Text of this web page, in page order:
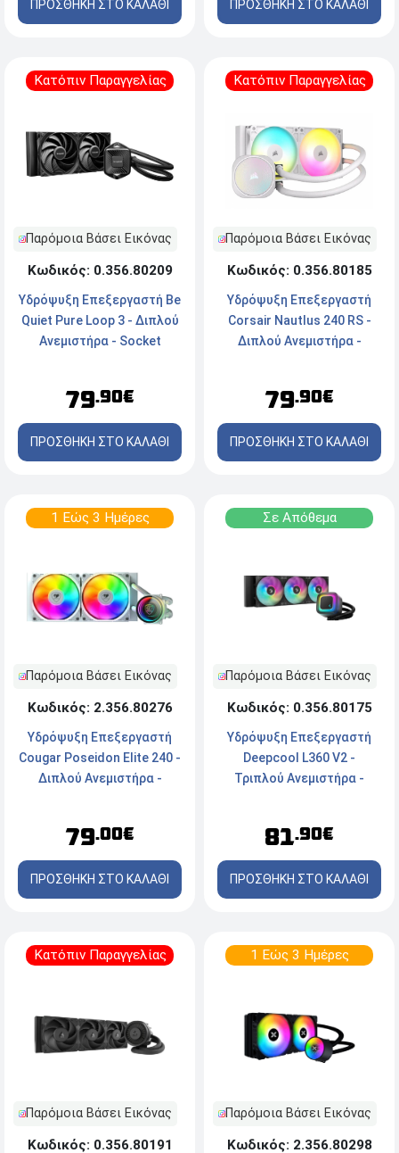
ΠΡΟΣΘΗΚΗ ΣΤΟ ΚΑΛΑΘΙ ΠΡΟΣΘΗΚΗ ΣΤΟ ΚΑΛΑΘΙ
Κατόπιν Παραγγελίας
Παρόμοια Βάσει Εικόνας
Κωδικός: 0.356.80209
Υδρόψυξη Επεξεργαστή Be
Quiet Pure Loop 3 - Διπλού
Ανεμιστήρα - Socket
79.90€
ΠΡΟΣΘΗΚΗ ΣΤΟ ΚΑΛΑΘΙ
Κατόπιν Παραγγελίας
Παρόμοια Βάσει Εικόνας
Κωδικός: 0.356.80185
Υδρόψυξη Επεξεργαστή
Corsair Nautlus 240 RS -
Διπλού Ανεμιστήρα -
ARGB - White
79.90€
ΠΡΟΣΘΗΚΗ ΣΤΟ ΚΑΛΑΘΙ
1 Εώς 3 Ημέρες
Παρόμοια Βάσει Εικόνας
Κωδικός: 2.356.80276
Υδρόψυξη Επεξεργαστή
Cougar Poseidon Elite 240 -
Διπλού Ανεμιστήρα -
79.00€
ΠΡΟΣΘΗΚΗ ΣΤΟ ΚΑΛΑΘΙ
Σε Απόθεμα
Παρόμοια Βάσει Εικόνας
Κωδικός: 0.356.80175
Υδρόψυξη Επεξεργαστή
Deepcool L360 V2 -
Τριπλού Ανεμιστήρα -
- AM5/AM4 - Μαύρο
81.90€
ΠΡΟΣΘΗΚΗ ΣΤΟ ΚΑΛΑΘΙ
Κατόπιν Παραγγελίας
Παρόμοια Βάσει Εικόνας
Κωδικός: 0.356.80191
1 Εώς 3 Ημέρες
Παρόμοια Βάσει Εικόνας
Κωδικός: 2.356.80298